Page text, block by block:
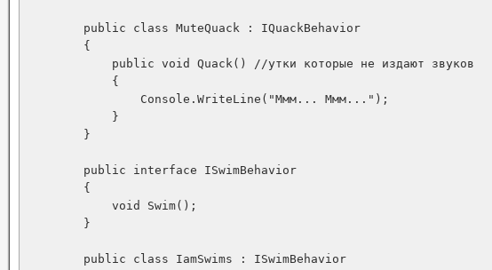
        public class MuteQuack : IQuackBehavior
        {
            public void Quack() //утки которые не издают звуков
            {
                Console.WriteLine("Ммм... Ммм...");
            }
        }
        public interface ISwimBehavior
        {
            void Swim();
        }
        public class IamSwims : ISwimBehavior